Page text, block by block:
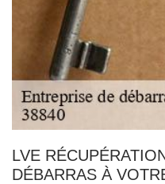
LVE
DÉBARRAS À